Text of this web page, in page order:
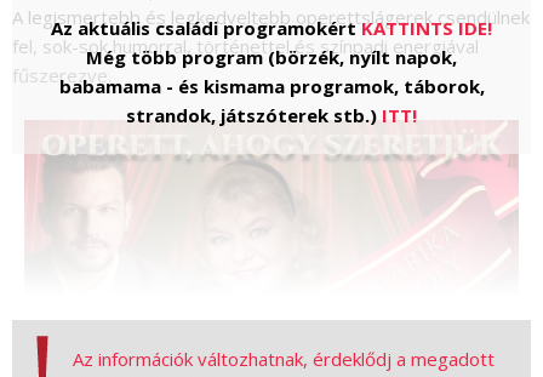
A legismertebb és legkedveltebb operettslágerek csendülnek
fel, sok-sok humorral, történettel és színpadi energiával
fűszerezve.
Az aktuális családi programokértKATTINTS IDE!
Még több program (börzék, nyílt napok,
babamama - és kismama programok, táborok,
strandok, játszóterek stb.) ITT!
Az információk változhatnak, érdeklődj a megadott